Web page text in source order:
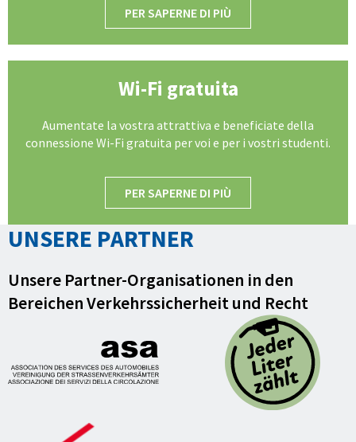
PER SAPERNE DI PIÙ
Wi-Fi gratuita
Aumentate la vostra attrattiva e beneficiate della
connessione Wi-Fi gratuita per voi e per i vostri studenti.
PER SAPERNE DI PIÙ
UNSERE PARTNER
Unsere Partner-Organisationen in den
Bereichen Verkehrssicherheit und Recht